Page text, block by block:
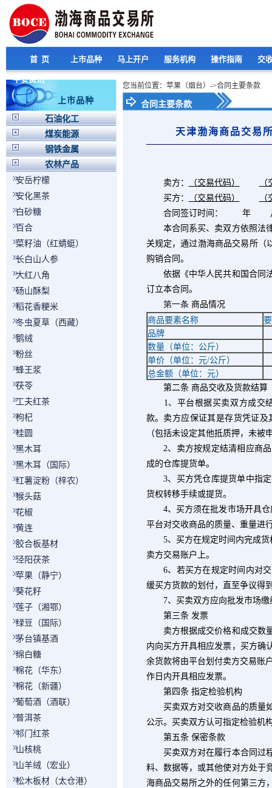
首 页 上市品种 马上开户 服务机构 操作指南 交
平安资讯
上市品种
石油化工
煤炭能源
钢铁金属
农林产品
安岳柠檬
安化黑茶
白砂糖
百合
菜籽油（红蜻蜓）
长白山人参
大红八角
砀山酥梨
稻花香粳米
冬虫夏草（西藏）
鹅绒
粉丝
蜂王浆
茯苓
工夫红茶
枸杞
桂圆
黑木耳
黑木耳（国际）
红薯淀粉（梓农）
猴头菇
花椒
黄连
胶合板基材
泾阳茯茶
苹果（静宁）
葵花籽
莲子（湘鄂）
绿豆（国际）
茅台镇基酒
绵白糖
棉花（华东）
棉花（新疆）
葡萄酒（酒联）
普洱茶
祁门红茶
山核桃
山羊绒（宏业）
松木板材（太仓港）
您当前位置：苹果（烟台）->合同主要条款
合同主要条款
天津渤海商品交易
卖方： （交易代码）
买方：
（交易代码）
合同签订时间： 年
本合同系买、卖双方依照法律
关规定，通过渤海商品交易所（
购销合同。
依据《中华人民共和国合同法
订立本合同。
第一条 商品情况
商品要素名称
品牌
数量（单位：公斤）
单价（单位：元/公斤）
总金额（单位：元）
第二条 商品交收及货款结算
1、平台根据买卖双方成交
款。卖方应保证其是存货凭证
（包括未设定其他抵质押，未被
2、卖方按规定结清相应商
成的仓库提货单。
3、买方凭仓库提货单中指
货权转移手续或提货。
4、买方须在批发市场开具
平台对交收商品的质量、重量进
5、买方在规定时间内完成
卖方交易账户上。
6、若买方在规定时间内对
缓买方货款的划付，直至争议得
7、买卖双方应向批发市场
第三条 发票
卖方根据成交价格和成交数
内向买方开具相应发票，买方确
余货款将由平台划付卖方交易账
作日内开具相应发票。
第四条 指定检验机构
买卖双方对交收商品的质量如
公示。买卖双方认可指定检验机
第五条 保密条款
买卖双方对在履行本合同过程
料、数据等，或其他使对方处于
海商品交易所之外的任何第三方